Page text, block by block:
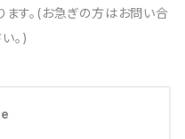
す。(お急ぎの方はお問い合
。)